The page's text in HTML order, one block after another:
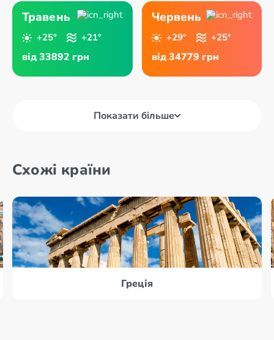
Травень
+25° +21°
від 33892 грн
Червень
+29° +25°
від 34779 грн
Показати більше
Схожі країни
Греція